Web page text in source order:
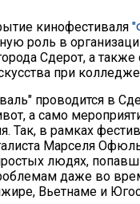
кинофестиваля
роль в
Сдерот, а также
при
проводится в
а само
Так, в рамках
Марселя
людях,
даже во
Вьетнаме и